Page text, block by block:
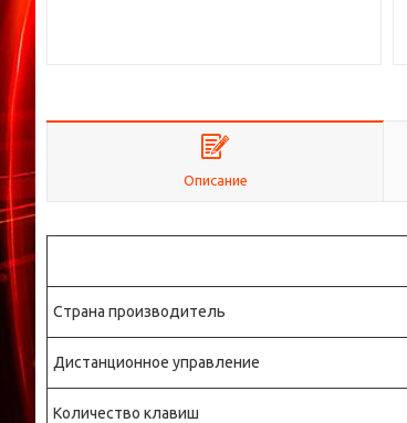
Описание
Страна производитель
Дистанционное управление
Количество клавиш